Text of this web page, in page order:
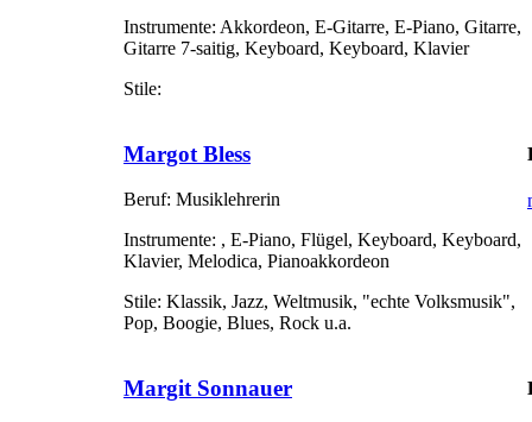
Instrumente: Akkordeon, E-Gitarre, E-Piano, Gitarre,
Gitarre 7-saitig, Keyboard, Keyboard, Klavier
Stile:
Margot Bless
Beruf: Musiklehrerin
Instrumente: , E-Piano, Flügel, Keyboard, Keyboard,
Klavier, Melodica, Pianoakkordeon
Stile: Klassik, Jazz, Weltmusik, "echte Volksmusik",
Pop, Boogie, Blues, Rock u.a.
Margit Sonnauer